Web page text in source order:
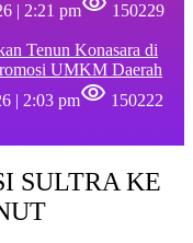
| 2:21 pm
150229
Tenun Konasara di
UMKM Daerah
| 2:03 pm 150222
SULTRA KE